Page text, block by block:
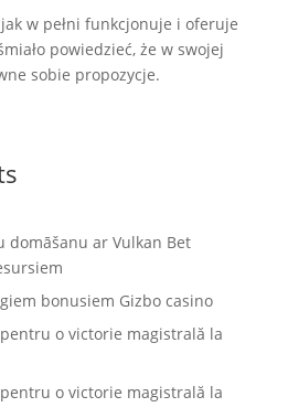
w pełni funkcjonuje i oferuje
powiedzieć, że w swojej
sobie propozycje.
domāšanu ar Vulkan Bet
bonusiem Gizbo casino
o victorie magistrală la
o victorie magistrală la